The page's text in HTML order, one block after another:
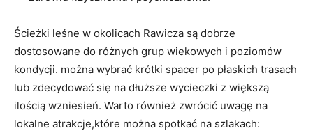
Ścieżki leśne w okolicach Rawicza są dobrze
dostosowane do różnych grup wiekowych i poziomów
kondycji. można wybrać krótki spacer po płaskich trasach
lub zdecydować się na dłuższe wycieczki z większą
ilością wzniesień. Warto również zwrócić uwagę na
lokalne atrakcje,które można spotkać na szlakach: